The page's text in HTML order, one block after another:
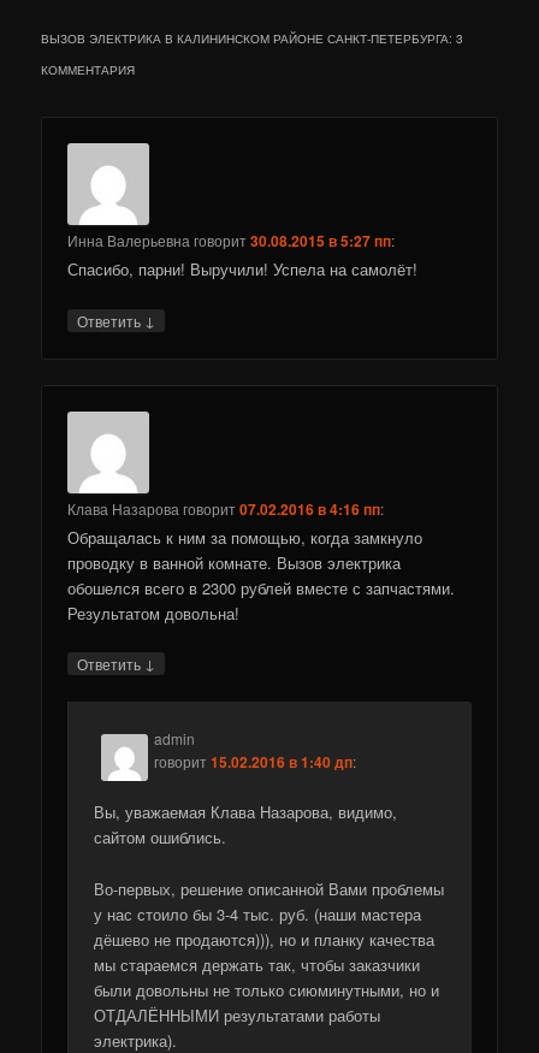
ВЫЗОВ ЭЛЕКТРИКА В КАЛИНИНСКОМ РАЙОНЕ САНКТ-ПЕТЕРБУРГА: 3
КОММЕНТАРИЯ
Инна Валерьевнаговорит30.08.2015 в 5:27 пп:
Спасибо, парни! Выручили! Успела на самолёт!
Ответить ↓
Клава Назарова говорит07.02.2016 в 4:16 пп:
Обращалась к ним за помощью, когда замкнуло
проводку в ванной комнате. Вызов электрика
обошелся всего в 2300 рублей вместе с запчастями.
Результатом довольна!
Ответить ↓
admin
говорит15.02.2016 в 1:40 дп:
Вы, уважаемая Клава Назарова, видимо,
сайтом ошиблись.
Во-первых, решение описанной Вами проблемы
у нас стоило бы 3-4 тыс. руб. (наши мастера
дёшево не продаются))), но и планку качества
мы стараемся держать так, чтобы заказчики
были довольны не только сиюминутными, но и
ОТДАЛЁННЫМИ результатами работы
электрика).